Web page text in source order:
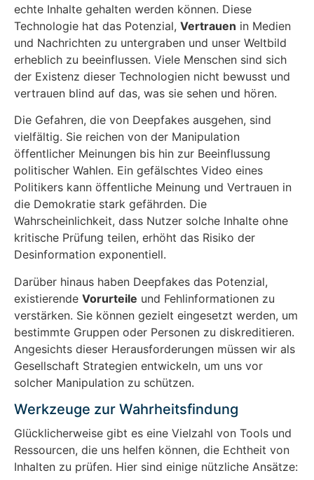
echte Inhalte gehalten werden können. Diese
Technologie hat das Potenzial, Vertrauen in Medien
und Nachrichten zu untergraben und unser Weltbild
erheblich zu beeinflussen. Viele Menschen sind sich
der Existenz dieser Technologien nicht bewusst und
vertrauen blind auf das, was sie sehen und hören.
Die Gefahren, die von Deepfakes ausgehen, sind
vielfältig. Sie reichen von der Manipulation
öffentlicher Meinungen bis hin zur Beeinflussung
politischer Wahlen. Ein gefälschtes Video eines
Politikers kann öffentliche Meinung und Vertrauen in
die Demokratie stark gefährden. Die
Wahrscheinlichkeit, dass Nutzer solche Inhalte ohne
kritische Prüfung teilen, erhöht das Risiko der
Desinformation exponentiell.
Darüber hinaus haben Deepfakes das Potenzial,
existierende Vorurteile und Fehlinformationen zu
verstärken. Sie können gezielt eingesetzt werden, um
bestimmte Gruppen oder Personen zu diskreditieren.
Angesichts dieser Herausforderungen müssen wir als
Gesellschaft Strategien entwickeln, um uns vor
solcher Manipulation zu schützen.
Werkzeuge zur Wahrheitsfindung
Glücklicherweise gibt es eine Vielzahl von Tools und
Ressourcen, die uns helfen können, die Echtheit von
Inhalten zu prüfen. Hier sind einige nützliche Ansätze: